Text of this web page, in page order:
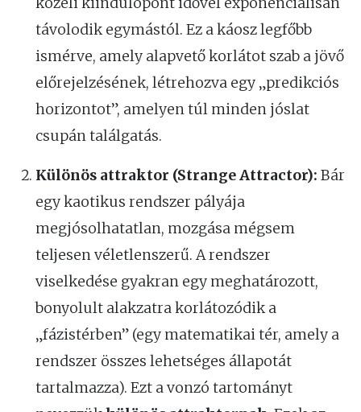
távolodik egymástól. Ez a káosz legfőbb
ismérve, amely alapvető korlátot szab a jövő
előrejelzésének, létrehozva egy „predikciós
horizontot”, amelyen túl minden jóslat
csupán találgatás.
Különös attraktor (Strange Attractor): Bár
egy kaotikus rendszer pályája
megjósolhatatlan, mozgása mégsem
teljesen véletlenszerű. A rendszer
viselkedése gyakran egy meghatározott,
bonyolult alakzatra korlátozódik a
„fázistérben” (egy matematikai tér, amely a
rendszer összes lehetséges állapotát
tartalmazza). Ezt a vonzó tartományt